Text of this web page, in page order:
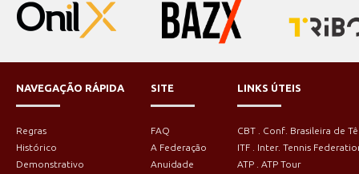
NAVEGAÇÃO RÁPIDA
Regras
Histórico
Demonstrativo
SITE
FAQ
A Federação
Anuidade
LINKS ÚTEIS
CBT . Conf. Brasileira de
ITF . Inter. Tennis
ATP . ATP Tour